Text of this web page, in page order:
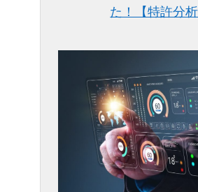
た！【特許分析